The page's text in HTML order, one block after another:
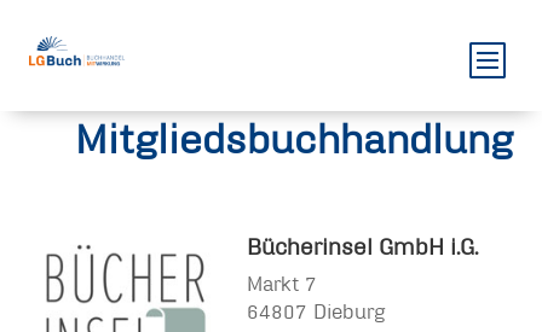
Mitgliedsbuchhandlung
Bücherinsel GmbH i.G.
Markt 7
64807 Dieburg